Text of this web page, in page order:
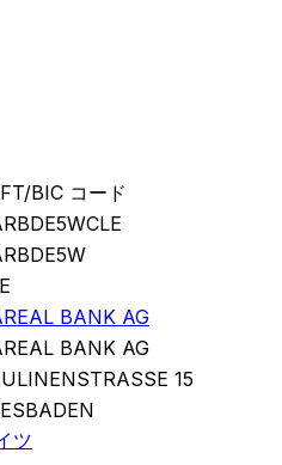
BIC コード
BANK AG
BANK AG
15
ツ